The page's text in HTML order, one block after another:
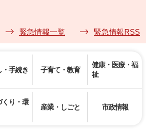
緊急情報一覧 緊急情報RSS
・手続き 子育て・教育
健康・医療・福
祉
くり・環
産業・しごと 市政情報